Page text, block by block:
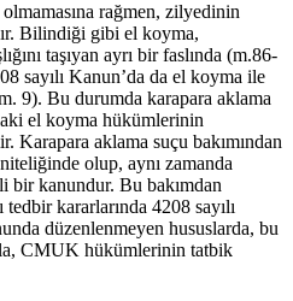
rağmen, zilyedinin
Bilindiği gibi el koyma,
taşıyan ayrı bir faslında (m.86-
sayılı Kanun’da da el koyma ile
9). Bu durumda karapara aklama
el koyma hükümlerinin
Karapara aklama suçu bakımından
olup, aynı zamanda
bir kanundur. Bu bakımdan
kararlarında 4208 sayılı
düzenlenmeyen hususlarda, bu
CMUK hükümlerinin tatbik